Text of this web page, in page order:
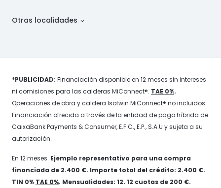
Otras localidades
*PUBLICIDAD: Financiación disponible en 12 meses sin intereses
ni comisiones para las calderas MiConnect®. TAE 0%.
Operaciones de obra y caldera Isotwin MiConnect® no incluidos.
Financiación ofrecida a través de la entidad de pago híbrida de
CaixaBank Payments & Consumer, E.F.C., E.P., S.A.U y sujeta a su
autorización.
En 12 meses. Ejemplo representativo para una compra
financiada de 2.400 €. Importe total del crédito: 2.400 €.
TIN 0% TAE 0%. Mensualidades: 12. 12 cuotas de 200 €.